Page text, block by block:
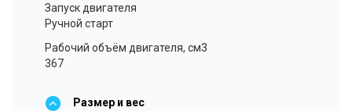
Запуск двигателя
Ручной старт
Рабочий объём двигателя, см3
367
Размер и вес